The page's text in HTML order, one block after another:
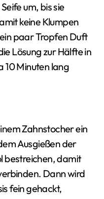
um, bis sie
keine Klumpen
paar Tropfen Duft
Lösung zur Hälfte in
10 Minuten lang
Zahnstocher ein
Ausgießen der
bestreichen, damit
Dann wird
fein gehackt,